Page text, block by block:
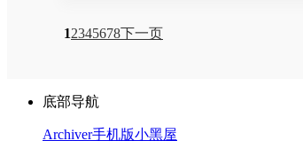
12345678下一页
底部导航
Archiver手机版小黑屋